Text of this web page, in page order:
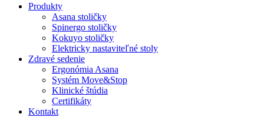
Produkty
Asana stoličky
Spinergo stoličky
Kokuyo stoličky
Elektricky nastaviteľné stoly
Zdravé sedenie
Ergonómia Asana
Systém Move&Stop
Klinické štúdia
Certifikáty
Kontakt